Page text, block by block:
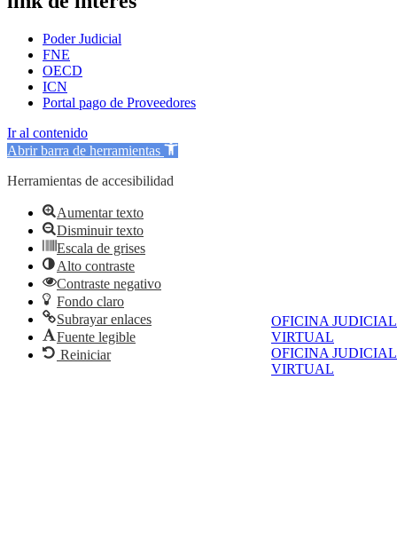
OFICINA JUDICIAL
VIRTUAL
OFICINA JUDICIAL
VIRTUAL
Poder Judicial
FNE
OECD
ICN
Portal pago de Proveedores
Ir al contenido
Abrir barra de herramientas
Herramientas de accesibilidad
Aumentar texto
Disminuir texto
Escala de grises
Alto contraste
Contraste negativo
Fondo claro
Subrayar enlaces
Fuente legible
Reiniciar